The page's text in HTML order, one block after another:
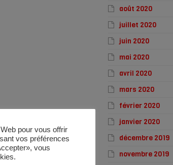
août 2020
juillet 2020
juin 2020
mai 2020
avril 2020
mars 2020
février 2020
janvier 2020
décembre 2019
novembre 2019
pour vous offrir
vos préférences
vous